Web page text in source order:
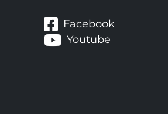
Facebook
Youtube